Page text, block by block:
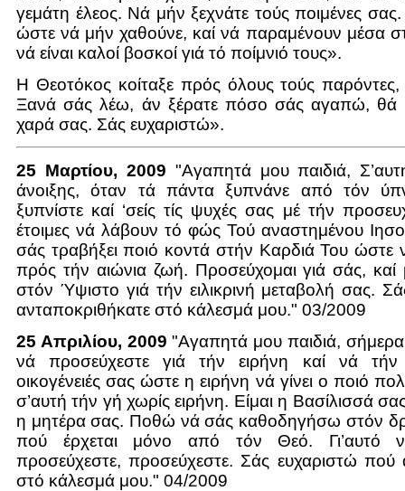
γεμάτη έλεος. Νά μήν ξεχνάτε τούς ποιμένες
ώστε νά μήν χαθoύνε, καί νά παραμένουν μέσα
νά είναι καλοί βοσκοί γιά τό ποίμνιό τους».
Η Θεοτόκος κοίταξε πρός όλους τούς
Ξανά σάς λέω, άν ξέρατε πόσο σάς αγαπώ, θά
χαρά σας. Σάς ευχαριστώ».
25 Μαρτίου, 2009 "Αγαπητά μου παιδιά,
άνοιξης, όταν τά πάντα ξυπνάνε από τόν
ξυπνίστε καί ‘σείς τίς ψυχές σας μέ τήν
έτοιμες νά λάβουν τό φώς Τού αναστημένου
σάς τραβήξει ποιό κοντά στήν Καρδιά Του ώστε
πρός τήν αιώνια ζωή. Προσεύχομαι γιά σάς, καί
στόν Ύψιστο γιά τήν ειλικρινή μεταβολή σας.
ανταποκριθήκατε στό κάλεσμά μου." 03/2009
25 Απριλίου, 2009 "Αγαπητά μου παιδιά,
νά προσεύχεστε γιά τήν ειρήνη καί νά τήν
οικογένειές σας ώστε η ειρήνη νά γίνει ο ποιό
σ’αυτή τήν γή χωρίς ειρήνη. Είμαι η Βασίλισσά
η μητέρα σας. Ποθώ νά σάς καθοδηγήσω στόν
πού έρχεται μόνο από τόν Θεό. Γι’αυτό
προσεύχεστε, προσεύχεστε. Σάς ευχαριστώ πού
στό κάλεσμά μου." 04/2009